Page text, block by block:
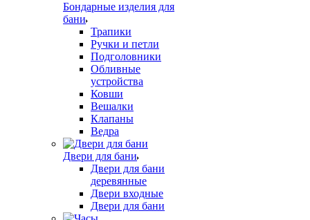
Бондарные изделия для
бани
Трапики
Ручки и петли
Подголовники
Обливные
устройства
Ковши
Вешалки
Клапаны
Ведра
Двери для бани
Двери для бани
деревянные
Двери входные
Двери для бани